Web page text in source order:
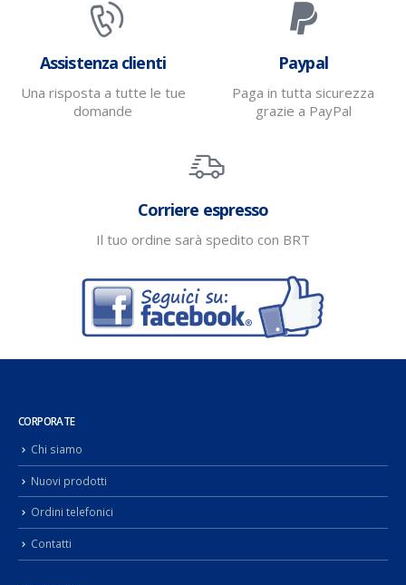
Assistenza clienti
Una risposta a tutte le tue
domande
Paypal
Paga in tutta sicurezza
grazie a PayPal
Corriere espresso
Il tuo ordine sarà spedito con BRT
CORPORATE
Chi siamo
Nuovi prodotti
Ordini telefonici
Contatti